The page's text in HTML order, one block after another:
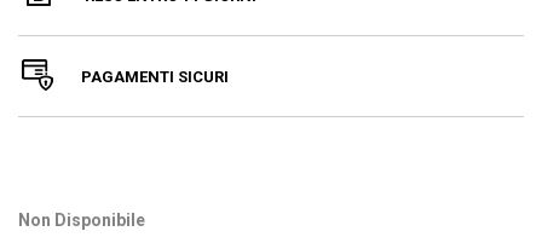
PAGAMENTI SICURI
Non Disponibile